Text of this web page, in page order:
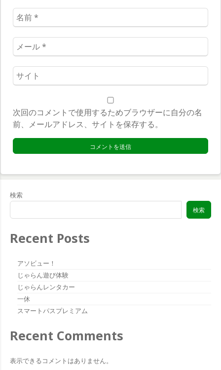
名
前
*
メ
ー
ル
*
ウ
ェ
サ
イ
ト
*
次回のコメントで使用するためブラウザーに自分の名
前、メールアドレス、サイトを保存する。
検索
検索
Recent Posts
アソビュー！
じゃらん遊び体験
じゃらんレンタカー
一休
スマートパスプレミアム
Recent Comments
表示できるコメントはありません。